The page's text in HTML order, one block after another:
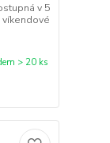
v 5
víkendové
> 20 ks